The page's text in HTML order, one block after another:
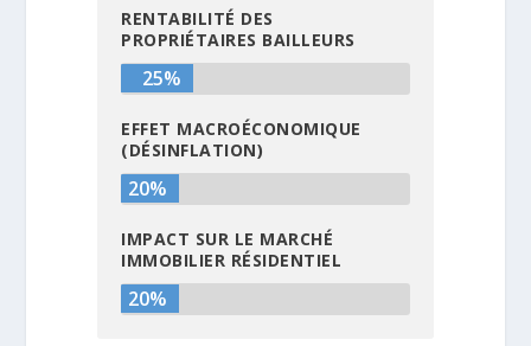
RENTABILITÉ DES
PROPRIÉTAIRES BAILLEURS
25%
EFFET MACROÉCONOMIQUE
(DÉSINFLATION)
20%
IMPACT SUR LE MARCHÉ
IMMOBILIER RÉSIDENTIEL
20%